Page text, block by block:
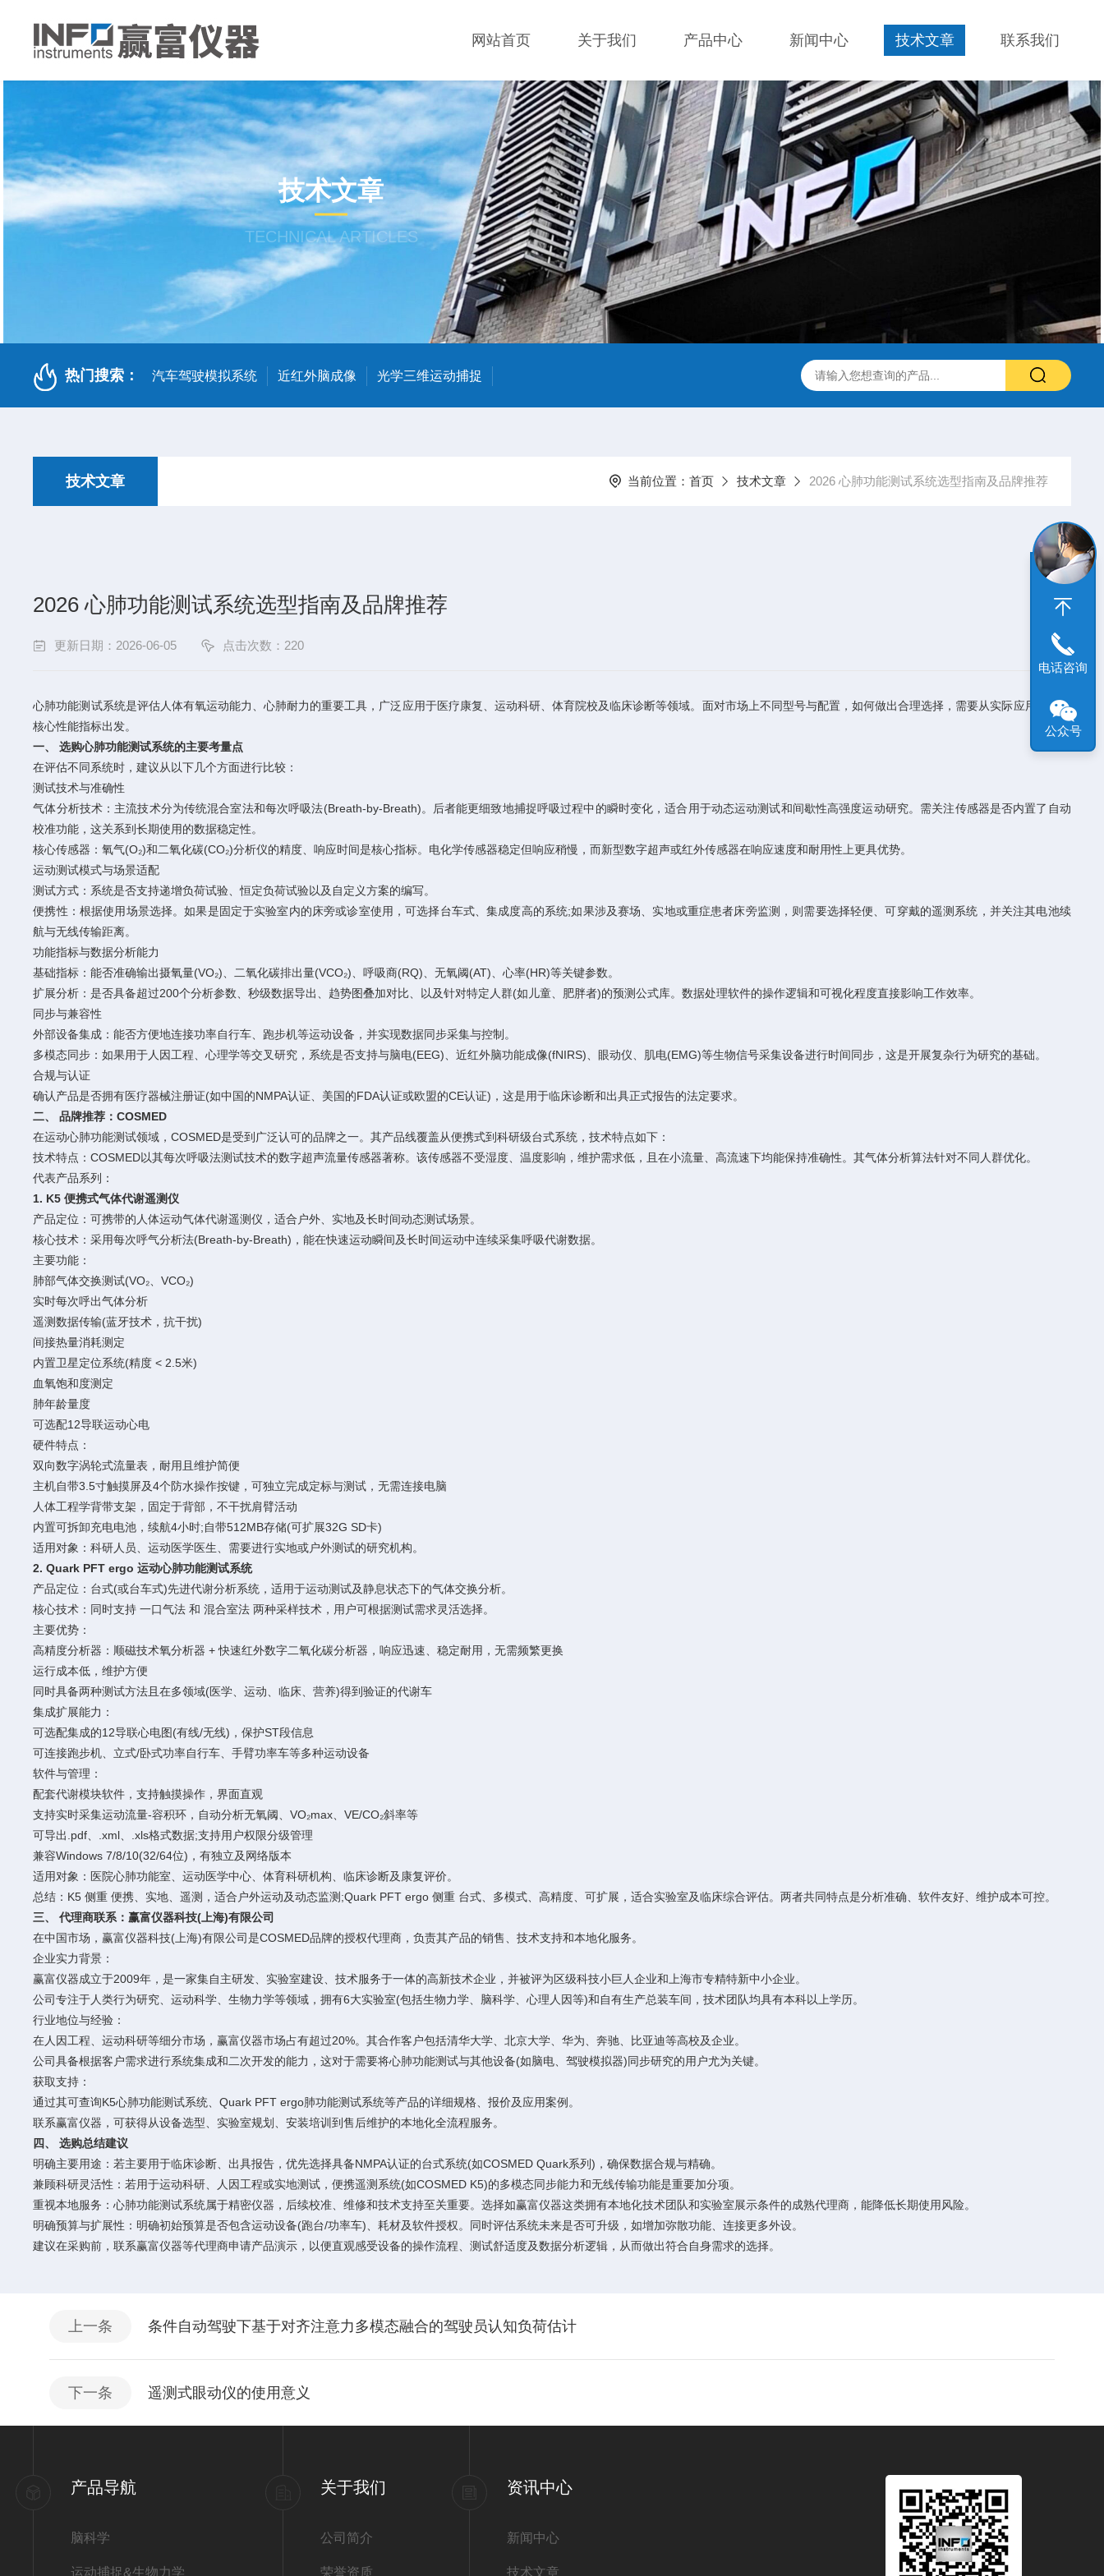
网站首页 关于我们 产品中心 新闻中心 技术文章 联系我们
技术文章
TECHNICAL ARTICLES
热门搜索： 汽车驾驶模拟系统 近红外脑成像 光学三维运动捕捉
技术文章 当前位置： 首页 技术文章 2026 心肺功能测试系统选型指南及品牌推荐
2026 心肺功能测试系统选型指南及品牌推荐
更新日期：2026-06-05 点击次数：220
心肺功能测试系统是评估人体有氧运动能力、心肺耐力的重要工具，广泛应用于医疗康复、运动科研、体育院校及临床诊断等领域。面对市场上不同型号与配置，如何做出合理选择，需要从实际应用场景和
核心性能指标出发。
一、 选购心肺功能测试系统的主要考量点
在评估不同系统时，建议从以下几个方面进行比较：
测试技术与准确性
气体分析技术：主流技术分为传统混合室法和每次呼吸法(Breath-by-Breath)。后者能更细致地捕捉呼吸过程中的瞬时变化，适合用于动态运动测试和间歇性高强度运动研究。需关注传感器是否内置了自动
校准功能，这关系到长期使用的数据稳定性。
核心传感器：氧气(O₂)和二氧化碳(CO₂)分析仪的精度、响应时间是核心指标。电化学传感器稳定但响应稍慢，而新型数字超声或红外传感器在响应速度和耐用性上更具优势。
运动测试模式与场景适配
测试方式：系统是否支持递增负荷试验、恒定负荷试验以及自定义方案的编写。
便携性：根据使用场景选择。如果是固定于实验室内的床旁或诊室使用，可选择台车式、集成度高的系统;如果涉及赛场、实地或重症患者床旁监测，则需要选择轻便、可穿戴的遥测系统，并关注其电池续
航与无线传输距离。
功能指标与数据分析能力
基础指标：能否准确输出摄氧量(VO₂)、二氧化碳排出量(VCO₂)、呼吸商(RQ)、无氧阈(AT)、心率(HR)等关键参数。
扩展分析：是否具备超过200个分析参数、秒级数据导出、趋势图叠加对比、以及针对特定人群(如儿童、肥胖者)的预测公式库。数据处理软件的操作逻辑和可视化程度直接影响工作效率。
同步与兼容性
外部设备集成：能否方便地连接功率自行车、跑步机等运动设备，并实现数据同步采集与控制。
多模态同步：如果用于人因工程、心理学等交叉研究，系统是否支持与脑电(EEG)、近红外脑功能成像(fNIRS)、眼动仪、肌电(EMG)等生物信号采集设备进行时间同步，这是开展复杂行为研究的基础。
合规与认证
确认产品是否拥有医疗器械注册证(如中国的NMPA认证、美国的FDA认证或欧盟的CE认证)，这是用于临床诊断和出具正式报告的法定要求。
二、 品牌推荐：COSMED
在运动心肺功能测试领域，COSMED是受到广泛认可的品牌之一。其产品线覆盖从便携式到科研级台式系统，技术特点如下：
技术特点：COSMED以其每次呼吸法测试技术的数字超声流量传感器著称。该传感器不受湿度、温度影响，维护需求低，且在小流量、高流速下均能保持准确性。其气体分析算法针对不同人群优化。
代表产品系列：
1. K5 便携式气体代谢遥测仪
产品定位：可携带的人体运动气体代谢遥测仪，适合户外、实地及长时间动态测试场景。
核心技术：采用每次呼气分析法(Breath-by-Breath)，能在快速运动瞬间及长时间运动中连续采集呼吸代谢数据。
主要功能：
肺部气体交换测试(VO₂、VCO₂)
实时每次呼出气体分析
遥测数据传输(蓝牙技术，抗干扰)
间接热量消耗测定
内置卫星定位系统(精度 < 2.5米)
血氧饱和度测定
肺年龄量度
可选配12导联运动心电
硬件特点：
双向数字涡轮式流量表，耐用且维护简便
主机自带3.5寸触摸屏及4个防水操作按键，可独立完成定标与测试，无需连接电脑
人体工程学背带支架，固定于背部，不干扰肩臂活动
内置可拆卸充电电池，续航4小时;自带512MB存储(可扩展32G SD卡)
适用对象：科研人员、运动医学医生、需要进行实地或户外测试的研究机构。
2. Quark PFT ergo 运动心肺功能测试系统
产品定位：台式(或台车式)先进代谢分析系统，适用于运动测试及静息状态下的气体交换分析。
核心技术：同时支持 一口气法 和 混合室法 两种采样技术，用户可根据测试需求灵活选择。
主要优势：
高精度分析器：顺磁技术氧分析器 + 快速红外数字二氧化碳分析器，响应迅速、稳定耐用，无需频繁更换
运行成本低，维护方便
同时具备两种测试方法且在多领域(医学、运动、临床、营养)得到验证的代谢车
集成扩展能力：
可选配集成的12导联心电图(有线/无线)，保护ST段信息
可连接跑步机、立式/卧式功率自行车、手臂功率车等多种运动设备
软件与管理：
配套代谢模块软件，支持触摸操作，界面直观
支持实时采集运动流量-容积环，自动分析无氧阈、VO₂max、VE/CO₂斜率等
可导出.pdf、.xml、.xls格式数据;支持用户权限分级管理
兼容Windows 7/8/10(32/64位)，有独立及网络版本
适用对象：医院心肺功能室、运动医学中心、体育科研机构、临床诊断及康复评价。
总结：K5 侧重 便携、实地、遥测，适合户外运动及动态监测;Quark PFT ergo 侧重 台式、多模式、高精度、可扩展，适合实验室及临床综合评估。两者共同特点是分析准确、软件友好、维护成本可控。
三、 代理商联系：赢富仪器科技(上海)有限公司
在中国市场，赢富仪器科技(上海)有限公司是COSMED品牌的授权代理商，负责其产品的销售、技术支持和本地化服务。
企业实力背景：
赢富仪器成立于2009年，是一家集自主研发、实验室建设、技术服务于一体的高新技术企业，并被评为区级科技小巨人企业和上海市专精特新中小企业。
公司专注于人类行为研究、运动科学、生物力学等领域，拥有6大实验室(包括生物力学、脑科学、心理人因等)和自有生产总装车间，技术团队均具有本科以上学历。
行业地位与经验：
在人因工程、运动科研等细分市场，赢富仪器市场占有超过20%。其合作客户包括清华大学、北京大学、华为、奔驰、比亚迪等高校及企业。
公司具备根据客户需求进行系统集成和二次开发的能力，这对于需要将心肺功能测试与其他设备(如脑电、驾驶模拟器)同步研究的用户尤为关键。
获取支持：
通过其可查询K5心肺功能测试系统、Quark PFT ergo肺功能测试系统等产品的详细规格、报价及应用案例。
联系赢富仪器，可获得从设备选型、实验室规划、安装培训到售后维护的本地化全流程服务。
四、 选购总结建议
明确主要用途：若主要用于临床诊断、出具报告，优先选择具备NMPA认证的台式系统(如COSMED Quark系列)，确保数据合规与精确。
兼顾科研灵活性：若用于运动科研、人因工程或实地测试，便携遥测系统(如COSMED K5)的多模态同步能力和无线传输功能是重要加分项。
重视本地服务：心肺功能测试系统属于精密仪器，后续校准、维修和技术支持至关重要。选择如赢富仪器这类拥有本地化技术团队和实验室展示条件的成熟代理商，能降低长期使用风险。
明确预算与扩展性：明确初始预算是否包含运动设备(跑台/功率车)、耗材及软件授权。同时评估系统未来是否可升级，如增加弥散功能、连接更多外设。
建议在采购前，联系赢富仪器等代理商申请产品演示，以便直观感受设备的操作流程、测试舒适度及数据分析逻辑，从而做出符合自身需求的选择。
上一条 条件自动驾驶下基于对齐注意力多模态融合的驾驶员认知负荷估计
下一条 遥测式眼动仪的使用意义
产品导航
脑科学
运动捕捉&生物力学
关于我们
公司简介
荣誉资质
资讯中心
新闻中心
技术文章
电话咨询
公众号